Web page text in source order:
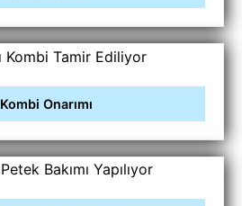
Kombi Onarımı